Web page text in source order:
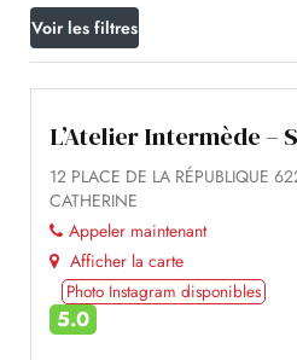
12 PLACE DE LA RÉPUBLIQUE
CATHERINE
Appeler maintenant
Afficher la carte
Photo Instagram disponibles
5.0